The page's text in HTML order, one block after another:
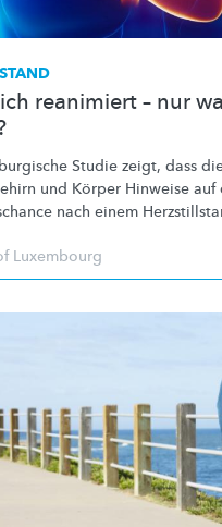
reanimiert – nur
Studie zeigt, dass
und Körper Hinweise auf
nach einem
Luxembourg